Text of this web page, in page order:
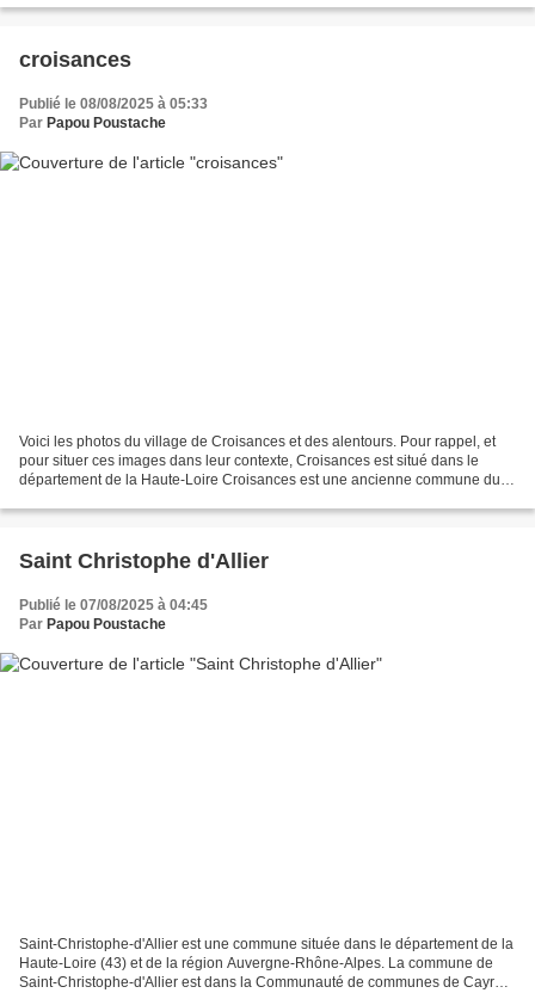
croisances
Publié le 08/08/2025 à 05:33
Par Papou Poustache
Voici les photos du village de Croisances et des alentours. Pour rappel, et
pour situer ces images dans leur contexte, Croisances est situé dans le
département de la Haute-Loire Croisances est une ancienne commune du
Saint Christophe d'Allier
Publié le 07/08/2025 à 04:45
Par Papou Poustache
Saint-Christophe-d'Allier est une commune située dans le département de la
Haute-Loire (43) et de la région Auvergne-Rhône-Alpes. La commune de
Saint-Christophe-d'Allier est dans la Communauté de communes de Cayres-